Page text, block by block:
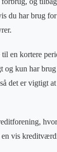
du har brug
en kortere
kun har
det er vigtigt
vis